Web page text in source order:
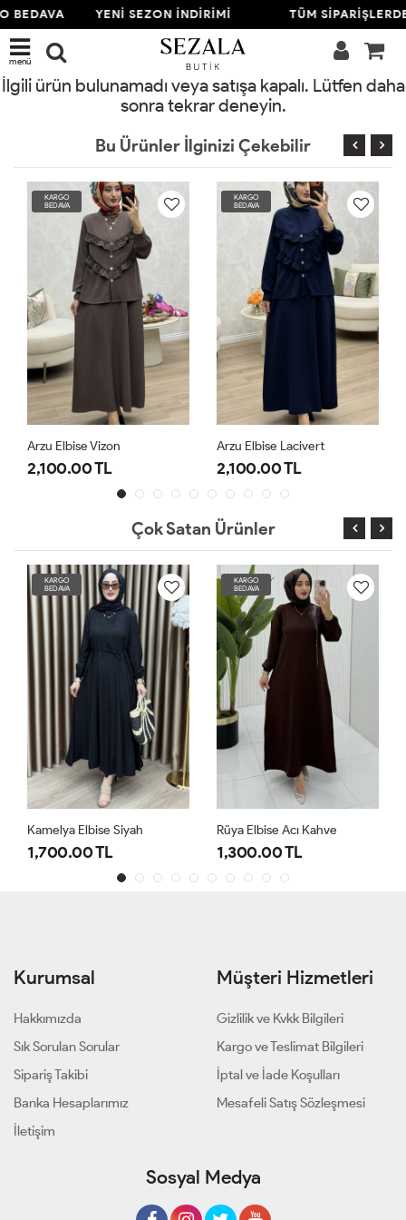
BEDAVA YENİ SEZON İNDİRİMİ TÜM
menü
İlgili ürün bulunamadı veya satışa kapalı. Lütfen daha
sonra tekrar deneyin.
Bu Ürünler İlginizi Çekebilir
KARGO
BEDAVA
Arzu Elbise Vizon
2,100.00 TL
KARGO
BEDAVA
Arzu Elbise Lacivert
2,100.00 TL
Çok Satan Ürünler
KARGO
BEDAVA
Kamelya Elbise Siyah
1,700.00 TL
KARGO
BEDAVA
Rüya Elbise Acı Kahve
1,300.00 TL
Kurumsal
Hakkımızda
Sık Sorulan Sorular
Sipariş Takibi
Banka Hesaplarımız
İletişim
Müşteri Hizmetleri
Gizlilik ve Kvkk Bilgileri
Kargo ve Teslimat Bilgileri
İptal ve İade Koşulları
Mesafeli Satış Sözleşmesi
Sosyal Medya